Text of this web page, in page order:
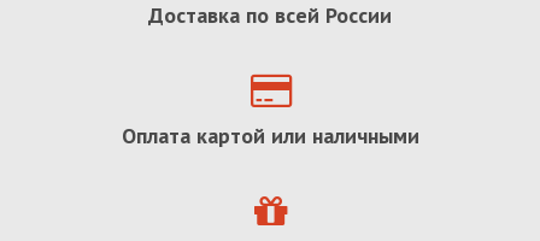
Доставка по всей России
Оплата картой или наличными